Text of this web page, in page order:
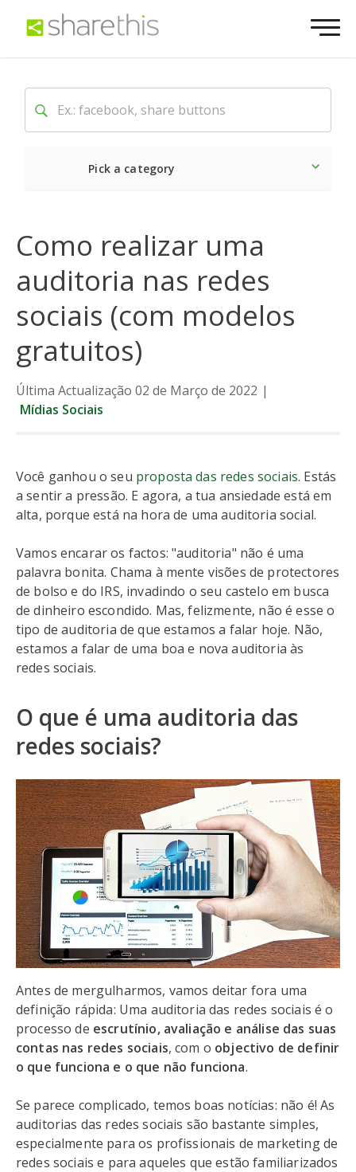
Pick a category
Como realizar uma
auditoria nas redes
sociais (com modelos
gratuitos)
Última Actualização 02 de Março de 2022 |
Mídias Sociais
Você ganhou o seu proposta das redes sociais. Estás
a sentir a pressão. E agora, a tua ansiedade está em
alta, porque está na hora de uma auditoria social.
Vamos encarar os factos: "auditoria" não é uma
palavra bonita. Chama à mente visões de protectores
de bolso e do IRS, invadindo o seu castelo em busca
de dinheiro escondido. Mas, felizmente, não é esse o
tipo de auditoria de que estamos a falar hoje. Não,
estamos a falar de uma boa e nova auditoria às
redes sociais.
O que é uma auditoria das
redes sociais?
Antes de mergulharmos, vamos deitar fora uma
definição rápida: Uma auditoria das redes sociais é o
processo de escrutínio, avaliação e análise das suas
contas nas redes sociais, com o objectivo de definir
o que funciona e o que não funciona.
Se parece complicado, temos boas notícias: não é! As
auditorias das redes sociais são bastante simples,
especialmente para os profissionais de marketing de
redes sociais e para aqueles que estão familiarizados